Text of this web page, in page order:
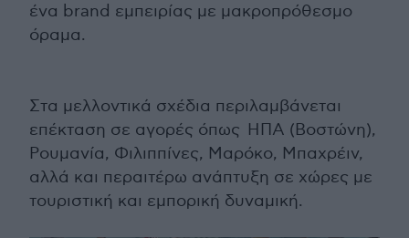
ένα brand εμπειρίας με μακροπρόθεσμο
όραμα.
Στα μελλοντικά σχέδια περιλαμβάνεται
επέκταση σε αγορές όπως ΗΠΑ (Βοστώνη),
Ρουμανία, Φιλιππίνες, Μαρόκο, Μπαχρέιν,
αλλά και περαιτέρω ανάπτυξη σε χώρες με
τουριστική και εμπορική δυναμική.